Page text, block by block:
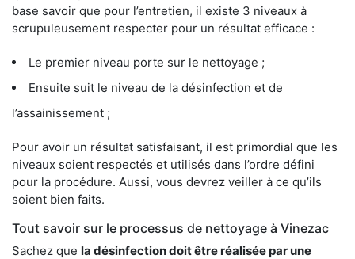
base savoir que pour l’entretien, il existe 3 niveaux à
scrupuleusement respecter pour un résultat efficace :
Le premier niveau porte sur le nettoyage ;
Ensuite suit le niveau de la désinfection et de
l’assainissement ;
Pour avoir un résultat satisfaisant, il est primordial que les
niveaux soient respectés et utilisés dans l’ordre défini
pour la procédure. Aussi, vous devrez veiller à ce qu’ils
soient bien faits.
Tout savoir sur le processus de nettoyage à Vinezac
Sachez que la désinfection doit être réalisée par une